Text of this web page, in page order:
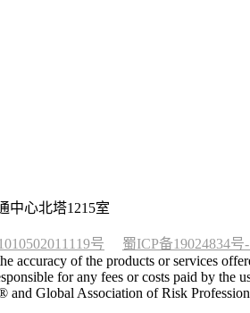
中心北塔1215室
号
蜀ICP备19024834号-
accuracy of the products or services
for any fees or costs paid by
Global Association of Risk